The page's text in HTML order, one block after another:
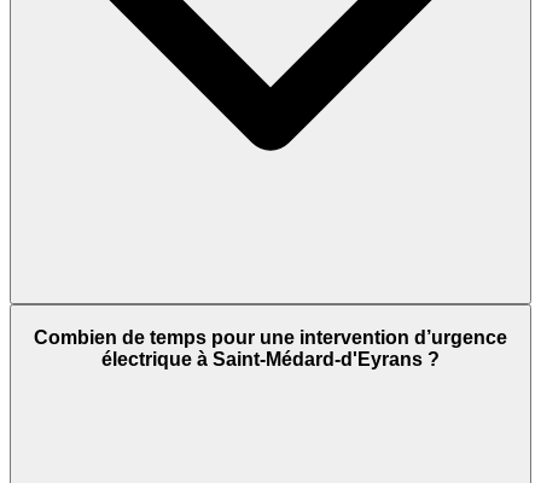
Combien de temps pour une intervention d’urgence
électrique à Saint-Médard-d'Eyrans ?